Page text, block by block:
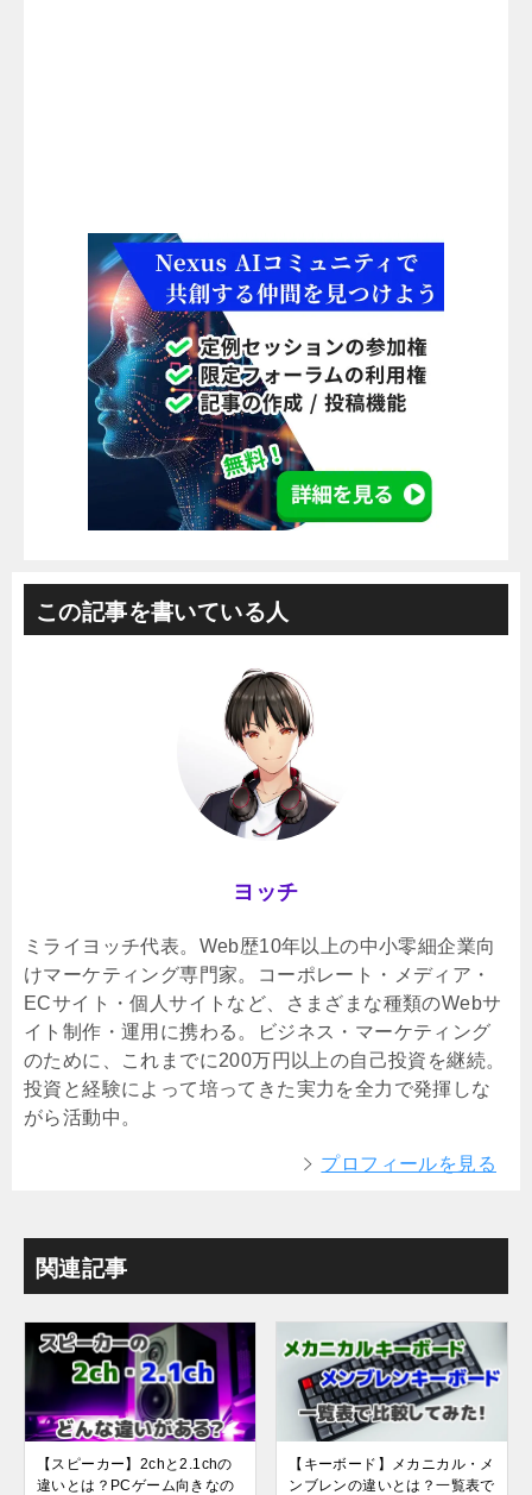
この記事を書いている人
ヨッチ
ミライヨッチ代表。Web歴10年以上の中小零細企業向
けマーケティング専門家。コーポレート・メディア・
ECサイト・個人サイトなど、さまざまな種類のWebサ
イト制作・運用に携わる。ビジネス・マーケティング
のために、これまでに200万円以上の自己投資を継続。
投資と経験によって培ってきた実力を全力で発揮しな
がら活動中。
プロフィールを見る
関連記事
【スピーカー】2chと2.1chの
違いとは？PCゲーム向きなの
【キーボード】メカニカル・メ
ンブレンの違いとは？一覧表で